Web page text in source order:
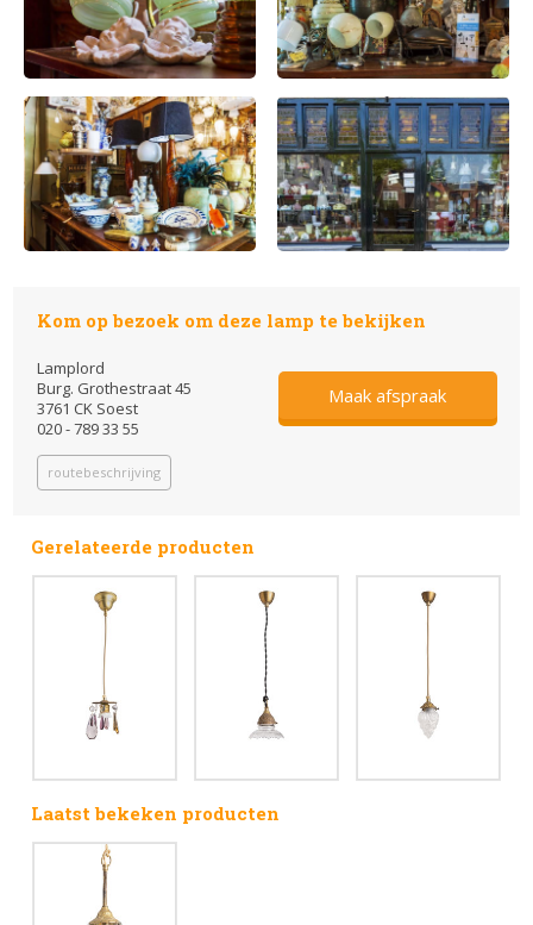
Kom op bezoek om deze lamp te bekijken
Lamplord
Burg. Grothestraat 45
3761 CK Soest
020 - 789 33 55
routebeschrijving
Maak afspraak
Gerelateerde producten
Laatst bekeken producten